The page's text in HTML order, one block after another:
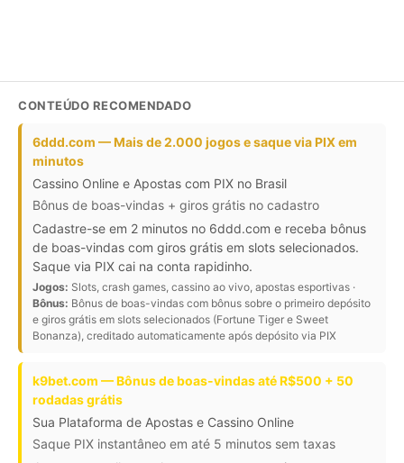
CONTEÚDO RECOMENDADO
6ddd.com — Mais de 2.000 jogos e saque via PIX em
minutos
Cassino Online e Apostas com PIX no Brasil
Bônus de boas-vindas + giros grátis no cadastro
Cadastre-se em 2 minutos no 6ddd.com e receba bônus
de boas-vindas com giros grátis em slots selecionados.
Saque via PIX cai na conta rapidinho.
Jogos: Slots, crash games, cassino ao vivo, apostas esportivas ·
Bônus: Bônus de boas-vindas com bônus sobre o primeiro depósito
e giros grátis em slots selecionados (Fortune Tiger e Sweet
Bonanza), creditado automaticamente após depósito via PIX
k9bet.com — Bônus de boas-vindas até R$500 + 50
rodadas grátis
Sua Plataforma de Apostas e Cassino Online
Saque PIX instantâneo em até 5 minutos sem taxas